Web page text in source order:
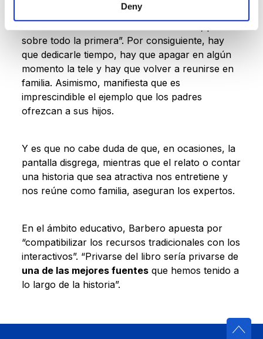
Deny
de leer. Una rutina en la que juega un papel
sobre todo la primera”. Por consiguiente, hay
que dedicarle tiempo, hay que apagar en algún
momento la tele y hay que volver a reunirse en
familia. Asimismo, manifiesta que es
imprescindible el ejemplo que los padres
ofrezcan a sus hijos.
Y es que no cabe duda de que, en ocasiones, la
pantalla disgrega, mientras que el relato o contar
una historia que sea atractiva nos entretiene y
nos reúne como familia, aseguran los expertos.
En el ámbito educativo, Barbero apuesta por
“compatibilizar los recursos tradicionales con los
interactivos”. “Privarse del libro sería privarse de
una de las mejores fuentesque hemos tenido a
lo largo de la historia”.